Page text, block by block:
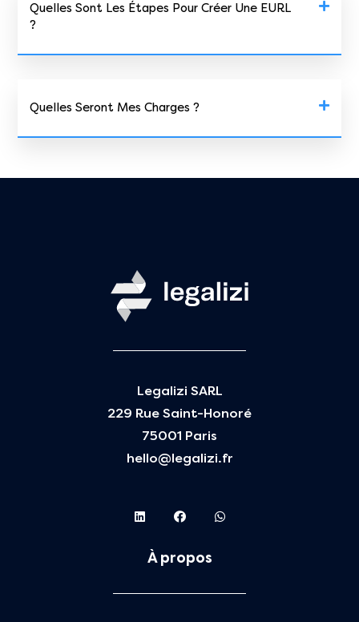
Quelles Sont Les Étapes Pour Créer Une EURL
?
Quelles Seront Mes Charges ?
Legalizi SARL
229 Rue Saint-Honoré
75001 Paris
hello@legalizi.fr
À propos